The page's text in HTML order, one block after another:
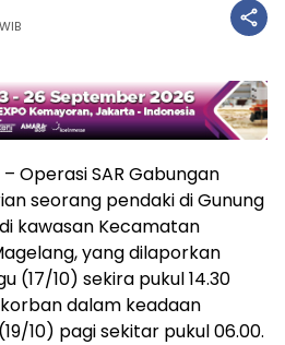
– Operasi SAR Gabungan
seorang pendaki di Gunung
kawasan Kecamatan
yang dilaporkan
(17/10) sekira pukul 14.30
dalam keadaan
10) pagi sekitar pukul 06.00.